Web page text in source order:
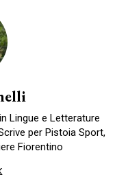
Lingue e Letterature
per Pistoia Sport,
Fiorentino